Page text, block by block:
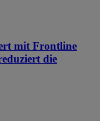
mit Frontline
die